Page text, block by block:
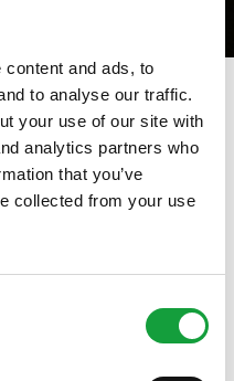
and ads, to
to analyse our traffic.
your use of our site with
analytics partners who
that you’ve
collected from your use
con: Nadia Pasquali
novita nel campo